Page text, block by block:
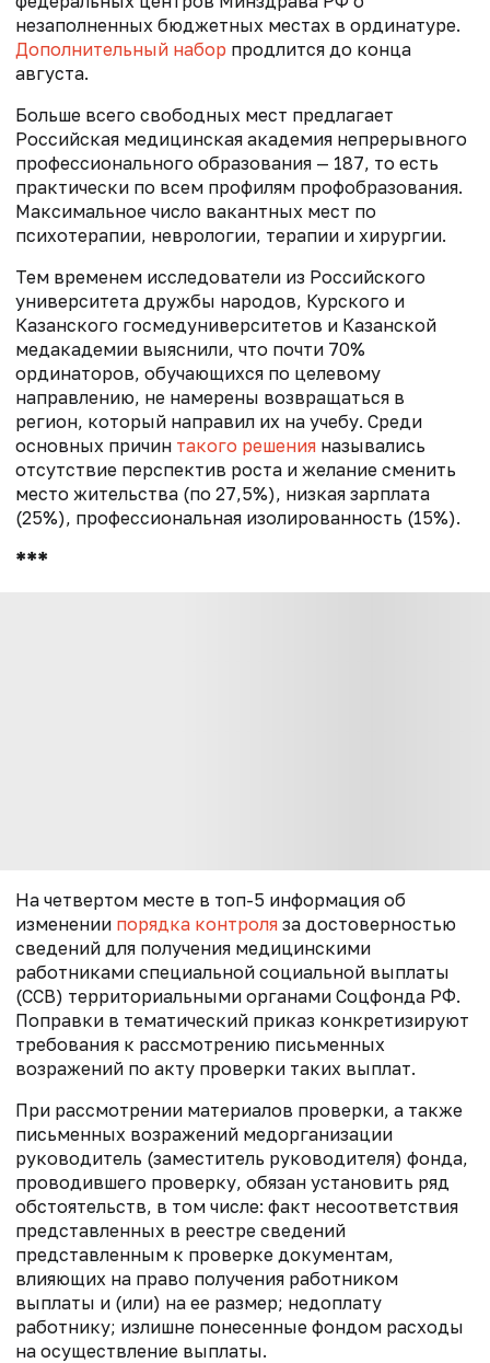
незаполненных бюджетных местах в ординатуре.
Дополнительный набор продлится до конца
августа.
Больше всего свободных мест предлагает
Российская медицинская академия непрерывного
профессионального образования — 187, то есть
практически по всем профилям профобразования.
Максимальное число вакантных мест по
психотерапии, неврологии, терапии и хирургии.
Тем временем исследователи из Российского
университета дружбы народов, Курского и
Казанского госмедуниверситетов и Казанской
медакадемии выяснили, что почти 70%
ординаторов, обучающихся по целевому
направлению, не намерены возвращаться в
регион, который направил их на учебу. Среди
основных причин такого решения назывались
отсутствие перспектив роста и желание сменить
место жительства (по 27,5%), низкая зарплата
(25%), профессиональная изолированность (15%).
***
На четвертом месте в топ-5 информация об
изменении порядка контроля за достоверностью
сведений для получения медицинскими
работниками специальной социальной выплаты
(ССВ) территориальными органами Соцфонда РФ.
Поправки в тематический приказ конкретизируют
требования к рассмотрению письменных
возражений по акту проверки таких выплат.
При рассмотрении материалов проверки, а также
письменных возражений медорганизации
руководитель (заместитель руководителя) фонда,
проводившего проверку, обязан установить ряд
обстоятельств, в том числе: факт несоответствия
представленных в реестре сведений
представленным к проверке документам,
влияющих на право получения работником
выплаты и (или) на ее размер; недоплату
работнику; излишне понесенные фондом расходы
на осуществление выплаты.